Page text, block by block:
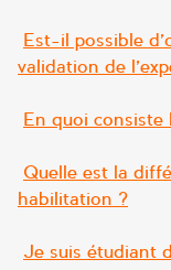
Est-il possible
validation de
En quoi consiste
Quelle est la
habilitation ?
Je suis étudiant